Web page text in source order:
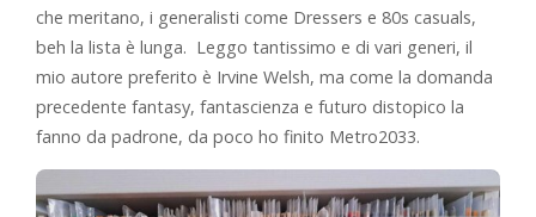
che meritano, i generalisti come Dressers e 80s casuals,
beh la lista è lunga. Leggo tantissimo e di vari generi, il
mio autore preferito è Irvine Welsh, ma come la domanda
precedente fantasy, fantascienza e futuro distopico la
fanno da padrone, da poco ho finito Metro2033.